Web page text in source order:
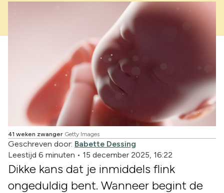
41 weken zwanger Getty Images
Geschreven door: Babette Dessing
Leestijd 6 minuten • 15 december 2025, 16:22
Dikke kans dat je inmiddels flink
ongeduldig bent. Wanneer begint de